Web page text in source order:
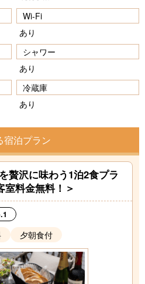
Wi-Fi
あり
シャワー
あり
冷蔵庫
あり
宿泊プラン
贅沢に味わう1泊2食プラ
室料金無料！＞
夕朝食付